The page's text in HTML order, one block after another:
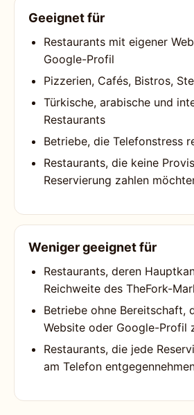
Geeignet für
Restaurants mit eigener
Google-Profil
Pizzerien, Cafés, Bistros,
Türkische, arabische und
Restaurants
Betriebe, die Telefonstress
Restaurants, die keine
Reservierung zahlen
Weniger geeignet für
Restaurants, deren
Reichweite des TheFork-
Betriebe ohne Bereitschaft,
Website oder Google-Profil
Restaurants, die jede
am Telefon